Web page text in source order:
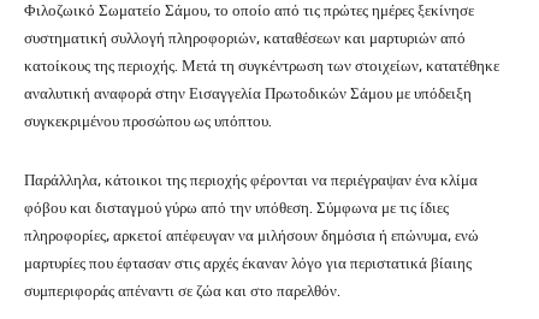
Φιλοζωικό Σωματείο Σάμου, το οποίο από τις πρώτες ημέρες ξεκίνησε
συστηματική συλλογή πληροφοριών, καταθέσεων και μαρτυριών από
κατοίκους της περιοχής. Μετά τη συγκέντρωση των στοιχείων, κατατέθηκε
αναλυτική αναφορά στην Εισαγγελία Πρωτοδικών Σάμου με υπόδειξη
συγκεκριμένου προσώπου ως υπόπτου.
Παράλληλα, κάτοικοι της περιοχής φέρονται να περιέγραψαν ένα κλίμα
φόβου και δισταγμού γύρω από την υπόθεση. Σύμφωνα με τις ίδιες
πληροφορίες, αρκετοί απέφευγαν να μιλήσουν δημόσια ή επώνυμα, ενώ
μαρτυρίες που έφτασαν στις αρχές έκαναν λόγο για περιστατικά βίαιης
συμπεριφοράς απέναντι σε ζώα και στο παρελθόν.